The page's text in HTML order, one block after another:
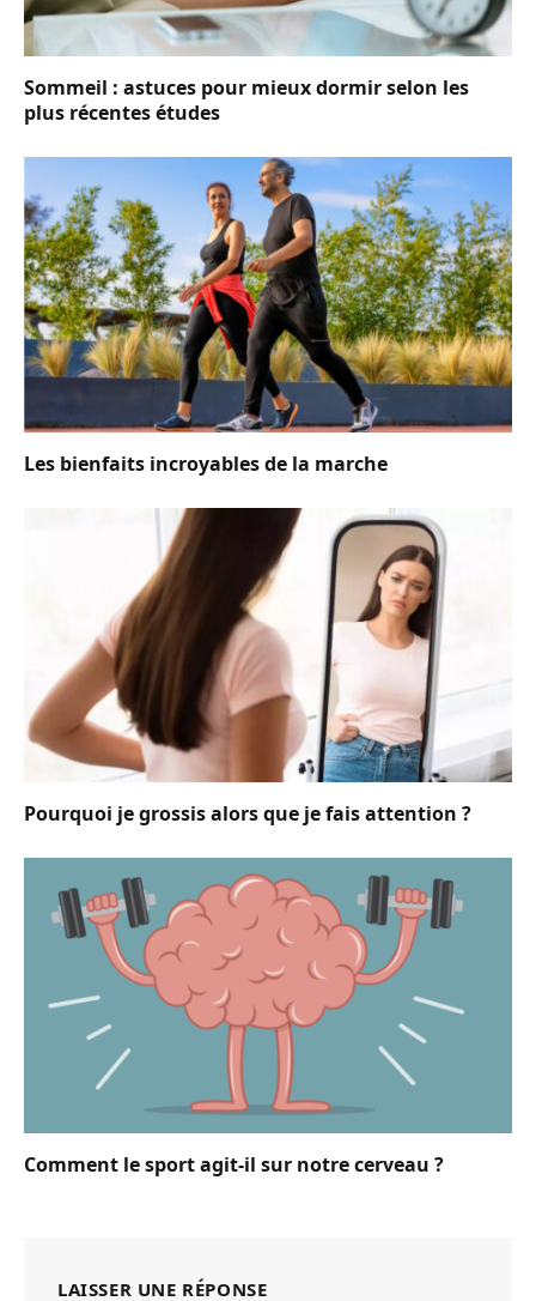
Sommeil : astuces pour mieux dormir selon les
plus récentes études
Les bienfaits incroyables de la marche
Pourquoi je grossis alors que je fais attention ?
Comment le sport agit-il sur notre cerveau ?
LAISSER UNE RÉPONSE